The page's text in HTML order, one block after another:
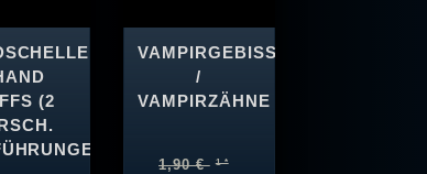
(2
VAMPIRGEBISS
/
VAMPIRZÄHNE
1,90 €